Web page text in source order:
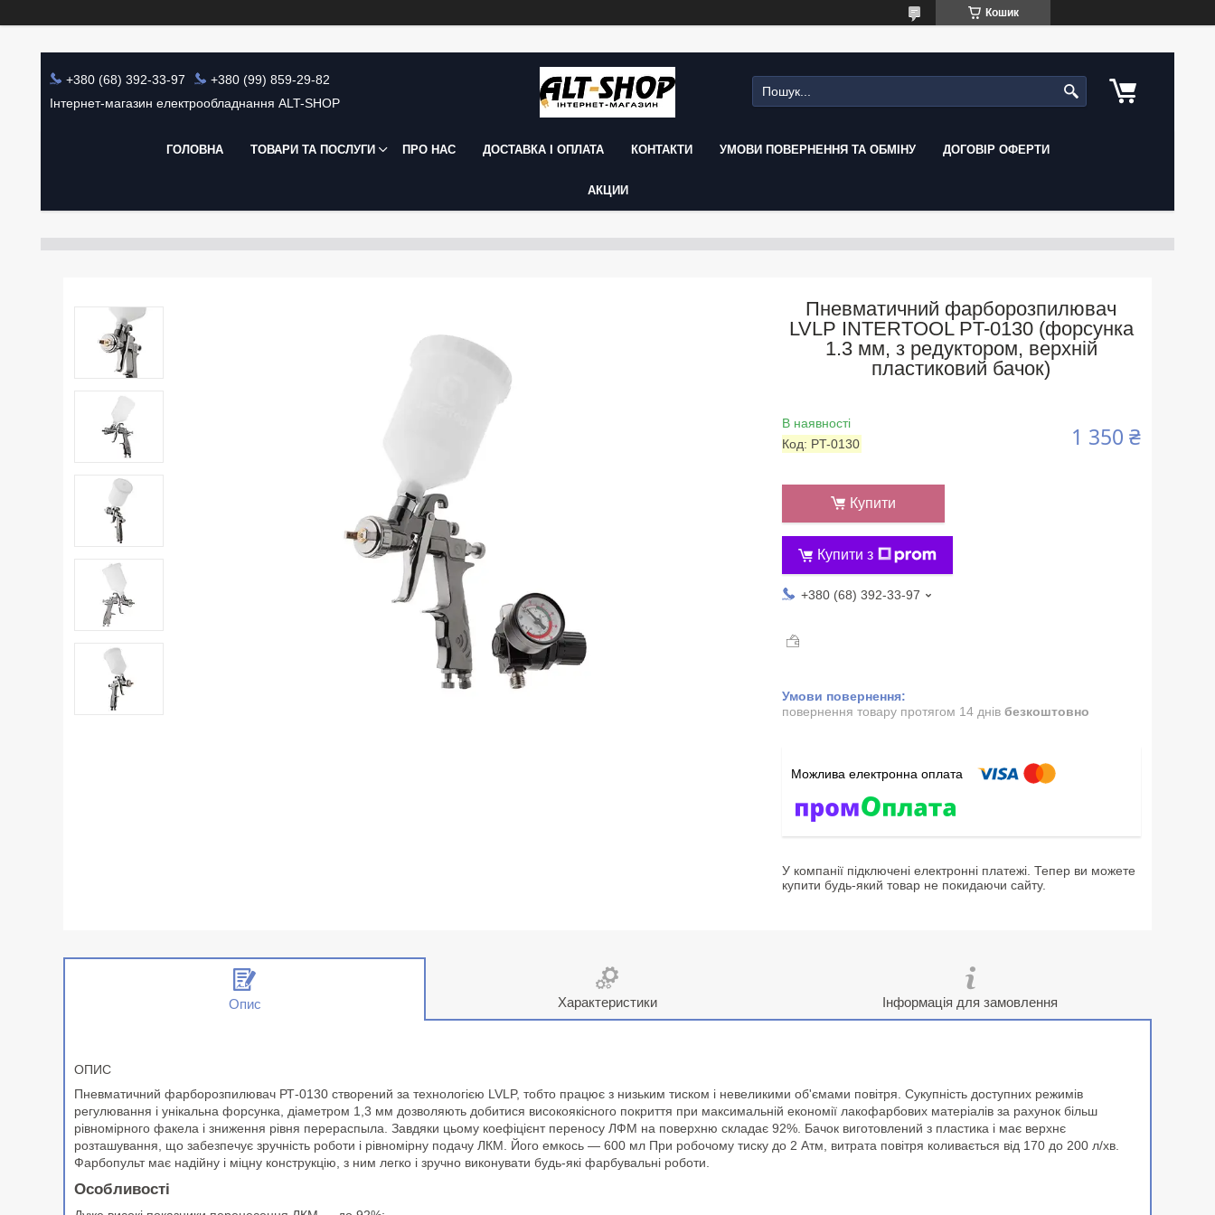
Кошик
+380 (68) 392-33-97
+380 (99) 859-29-82
Інтернет-магазин електрообладнання ALT-SHOP
ГОЛОВНА ТОВАРИ ТА ПОСЛУГИ ПРО НАС ДОСТАВКА І ОПЛАТА КОНТАКТИ УМОВИ ПОВЕРНЕННЯ ТА ОБМІНУ ДОГОВІР ОФЕРТИ
АКЦИИ
Пневматичний фарборозпилювач
LVLP INTERTOOL PT-0130 (форсунка
1.3 мм, з редуктором, верхній
пластиковий бачок)
В наявності
Код: PT-0130 1 350 ₴
Купити
Купити з
+380 (68) 392-33-97
повернення товару протягом 14 днів безкоштовно
У компанії підключені електронні платежі. Тепер ви можете
купити будь-який товар не покидаючи сайту.
Опис Характеристики Інформація для замовлення
ОПИС
Пневматичний фарборозпилювач РТ-0130 створений за технологією LVLP, тобто працює з низьким тиском і невеликими об'ємами повітря. Сукупність доступних режимів
регулювання і унікальна форсунка, діаметром 1,3 мм дозволяють добитися високоякісного покриття при максимальній економії лакофарбових матеріалів за рахунок більш
рівномірного факела і зниження рівня перераспыла. Завдяки цьому коефіцієнт переносу ЛФМ на поверхню складає 92%. Бачок виготовлений з пластика і має верхнє
розташування, що забезпечує зручність роботи і рівномірну подачу ЛКМ. Його емкось — 600 мл При робочому тиску до 2 Атм, витрата повітря коливається від 170 до 200 л/хв.
Фарбопульт має надійну і міцну конструкцію, з ним легко і зручно виконувати будь-які фарбувальні роботи.
Особливості